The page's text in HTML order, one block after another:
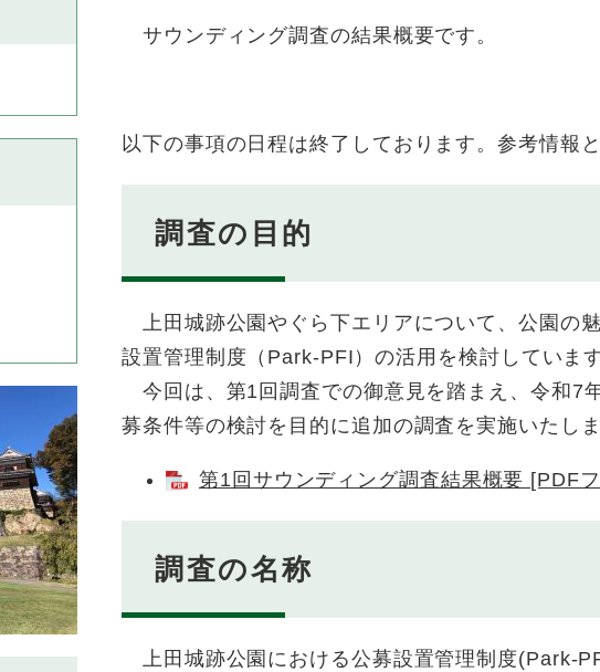
サウンディング調査の結果概要です。
以下の事項の日程は終了しております。参考情報
調査の目的
上田城跡公園やぐら下エリアについて、公園の
設置管理制度（Park-PFI）の活用を検討しています
今回は、第1回調査での御意見を踏まえ、令和7
募条件等の検討を目的に追加の調査を実施いたしま
第1回サウンディング調査結果概要 [PDF
調査の名称
上田城跡公園における公募設置管理制度(Park-